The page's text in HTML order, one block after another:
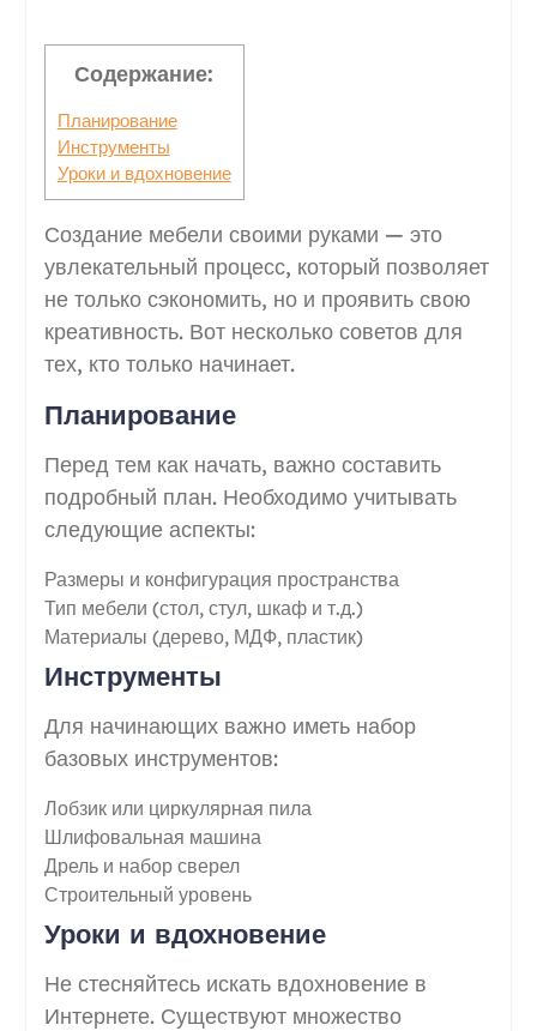
Содержание:
Планирование
Инструменты
Уроки и вдохновение
Создание мебели своими руками — это
увлекательный процесс, который позволяет
не только сэкономить, но и проявить свою
креативность. Вот несколько советов для
тех, кто только начинает.
Планирование
Перед тем как начать, важно составить
подробный план. Необходимо учитывать
следующие аспекты:
Размеры и конфигурация пространства
Тип мебели (стол, стул, шкаф и т.д.)
Материалы (дерево, МДФ, пластик)
Инструменты
Для начинающих важно иметь набор
базовых инструментов:
Лобзик или циркулярная пила
Шлифовальная машина
Дрель и набор сверел
Строительный уровень
Уроки и вдохновение
Не стесняйтесь искать вдохновение в
Интернете. Существуют множество